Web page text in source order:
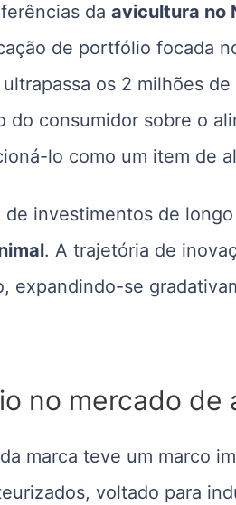
daavicultura no
de portfólio focada
os 2 milhões
do consumidor sobre o
lo como um item de
investimentos de
. A trajetória de
expandindo-se
no mercado de
marca teve um marco
voltado para